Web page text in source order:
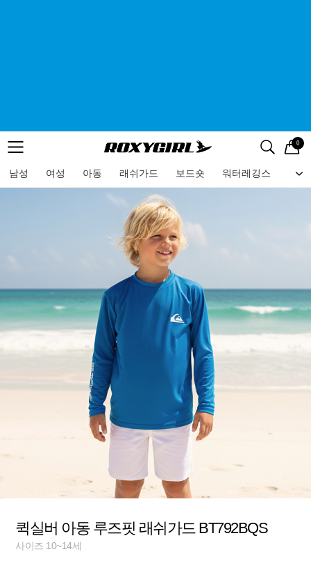
메뉴 검색
로고 0
남성 여성 아동 래쉬가드 보드숏 워터레깅스 비
메뉴
퀵실버 아동 루즈핏 래쉬가드 BT792BQS
사이즈 10~14세